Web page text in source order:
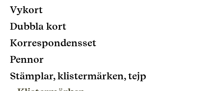
Vykort
Dubbla kort
Korrespondensset
Pennor
Stämplar, klistermärken, tejp